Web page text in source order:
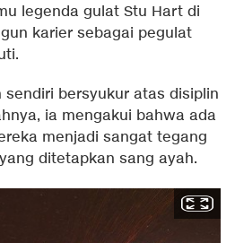
legenda gulat Stu Hart di
karier sebagai pegulat
sendiri bersyukur atas disiplin
ia mengakui bahwa ada
menjadi sangat tegang
ditetapkan sang ayah.